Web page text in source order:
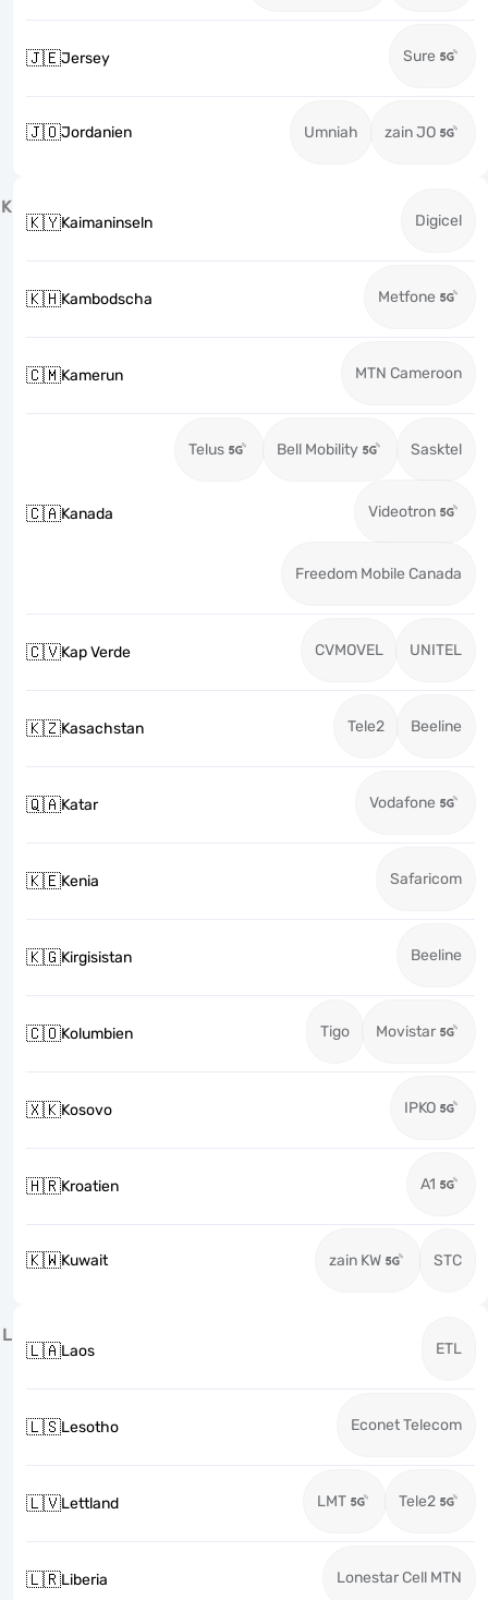
🇯🇪Jersey Sure
🇯🇴Jordanien Umniah zain JO
K
🇰🇾Kaimaninseln Digicel
🇰🇭Kambodscha Metfone
🇨🇲Kamerun MTN Cameroon
🇨🇦Kanada
Telus Bell Mobility Sasktel
Videotron
Freedom Mobile Canada
🇨🇻Kap Verde CVMOVEL UNITEL
🇰🇿Kasachstan Tele2 Beeline
🇶🇦Katar Vodafone
🇰🇪Kenia Safaricom
🇰🇬Kirgisistan Beeline
🇨🇴Kolumbien Tigo Movistar
🇽🇰Kosovo IPKO
🇭🇷Kroatien A1
🇰🇼Kuwait zain KW STC
L
🇱🇦Laos ETL
🇱🇸Lesotho Econet Telecom
🇱🇻Lettland LMT Tele2
🇱🇷Liberia Lonestar Cell MTN